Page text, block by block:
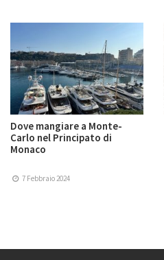
Dove mangiare a Monte-
Carlo nel Principato di
Monaco
7 Febbraio 2024